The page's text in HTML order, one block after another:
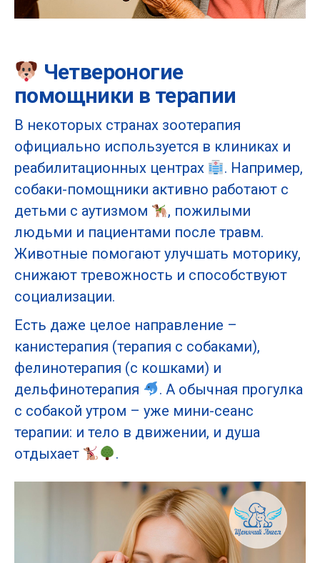
Четвероногие
помощники в терапии
В некоторых странах зоотерапия
официально используется в клиниках и
реабилитационных центрах
. Например,
собаки-помощники активно работают с
детьми с аутизмом
, пожилыми
людьми и пациентами после травм.
Животные помогают улучшать моторику,
снижают тревожность и способствуют
социализации.
Есть даже целое направление –
канистерапия (терапия с собаками),
фелинотерапия (с кошками) и
дельфинотерапия
. А обычная прогулка
с собакой утром – уже мини-сеанс
терапии: и тело в движении, и душа
отдыхает
.